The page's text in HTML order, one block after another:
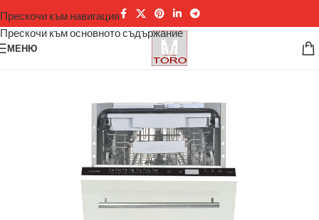
Прескочи към навигация
Прескочи към основното съдържание
МЕНЮ